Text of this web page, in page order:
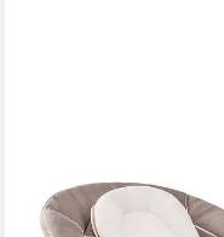
HAUCK
Hochstuhl Alpha Plus